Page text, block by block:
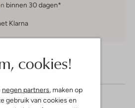
cookies!
negen partners , maken op
gebruik van cookies en
binnen 30 dagen*
Klarna